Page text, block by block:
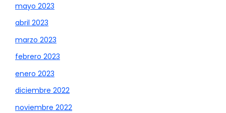
mayo 2023
abril 2023
marzo 2023
febrero 2023
enero 2023
diciembre 2022
noviembre 2022